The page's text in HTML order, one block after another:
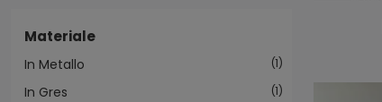
Materiale
In Metallo 1
In Gres 1